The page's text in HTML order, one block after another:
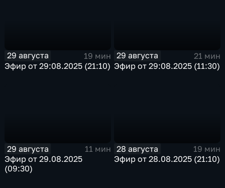
29 августа
19 мин
Эфир от 29:08.2025 (21:10)
29 августа
21 мин
Эфир от 29:08.2025 (11:30)
29 августа
11 мин
Эфир от 29.08.2025
(09:30)
28 августа
19 мин
Эфир от 28.08.2025 (21:10)